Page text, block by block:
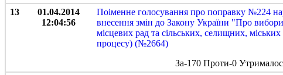
13
01.04.2014
12:04:56
Поіменне голосування про поправку №224
внесення змін до Закону України "Про
місцевих рад та сільських, селищних,
процесу) (№2664)
За-170 Проти-0